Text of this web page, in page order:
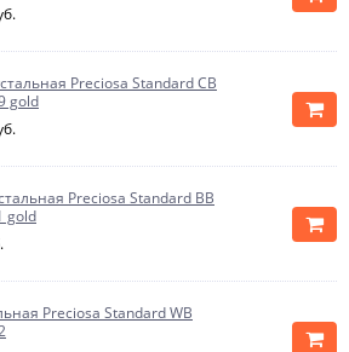
Preciosa Standard CB
gold
Preciosa Standard BB
gold
Preciosa Standard WB